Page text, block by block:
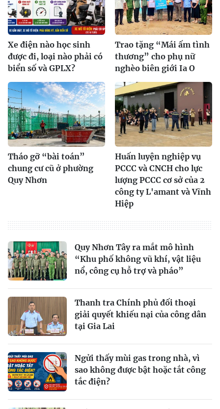
Xe điện nào học sinh
được đi, loại nào phải có
biển số và GPLX?
Trao tặng “Mái ấm tình
thương” cho phụ nữ
nghèo biên giới Ia O
Tháo gỡ “bài toán”
chung cư cũ ở phường
Quy Nhơn
Huấn luyện nghiệp vụ
PCCC và CNCH cho lực
lượng PCCC cơ sở của 2
công ty L'amant và Vĩnh
Hiệp
Quy Nhơn Tây ra mắt mô hình
“Khu phố không vũ khí, vật liệu
nổ, công cụ hỗ trợ và pháo”
Thanh tra Chính phủ đối thoại
giải quyết khiếu nại của công dân
tại Gia Lai
Ngửi thấy mùi gas trong nhà, vì
sao không được bật hoặc tắt công
tắc điện?